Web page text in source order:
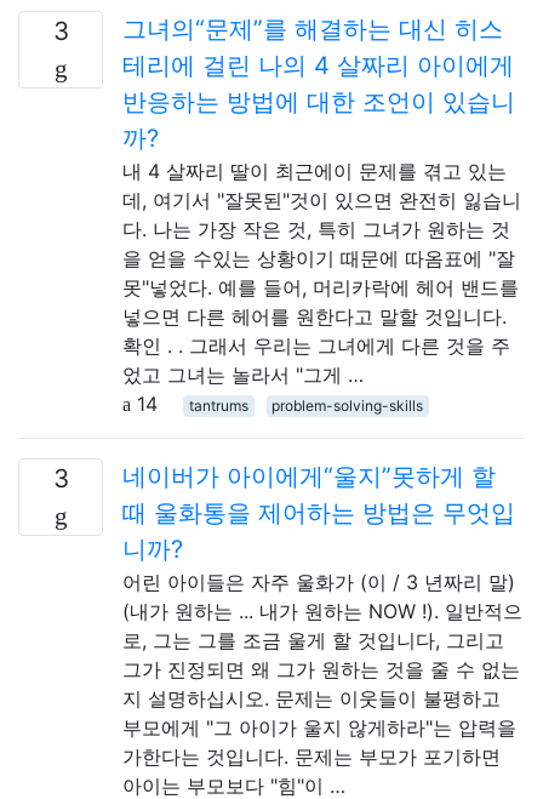
3
그녀의“문제”를 해결하는 대신 히스
테리에 걸린 나의 4 살짜리 아이에게
반응하는 방법에 대한 조언이 있습니
까?
내 4 살짜리 딸이 최근에이 문제를 겪고 있는
데, 여기서 "잘못된"것이 있으면 완전히 잃습니
다. 나는 가장 작은 것, 특히 그녀가 원하는 것
을 얻을 수있는 상황이기 때문에 따옴표에 "잘
못"넣었다. 예를 들어, 머리카락에 헤어 밴드를
넣으면 다른 헤어를 원한다고 말할 것입니다.
확인 . . 그래서 우리는 그녀에게 다른 것을 주
었고 그녀는 놀라서 "그게 …
14
tantrums problem-solving-skills
3
네이버가 아이에게“울지”못하게 할
때 울화통을 제어하는 ​​방법은 무엇입
니까?
어린 아이들은 자주 울화가 (이 / 3 년짜리 말)
(내가 원하는 ... 내가 원하는 NOW !). 일반적으
로, 그는 그를 조금 울게 할 것입니다, 그리고
그가 진정되면 왜 그가 원하는 것을 줄 수 없는
지 설명하십시오. 문제는 이웃들이 불평하고
부모에게 "그 아이가 울지 않게하라"는 압력을
가한다는 것입니다. 문제는 부모가 포기하면
아이는 부모보다 "힘"이 …